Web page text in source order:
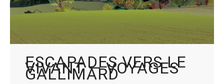
ESCAPADES VERS LE
VIVANT — VOYAGES
GALLIMARD